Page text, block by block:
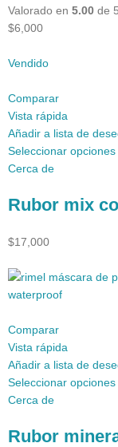
Valorado en 5.00 de 5
$6,000
Vendido
Comparar
Vista rápida
Añadir a lista de
Seleccionar opciones
Cerca de
Rubor mix
$17,000
Comparar
Vista rápida
Añadir a lista de
Seleccionar opciones
Cerca de
Rubor